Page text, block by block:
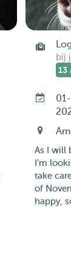
bij
13
As I will
I’m
take
of
happy,